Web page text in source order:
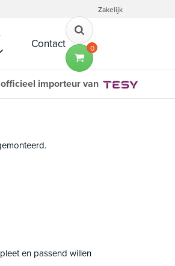
Zakelijk
Contact 0
importeur van
en passend willen